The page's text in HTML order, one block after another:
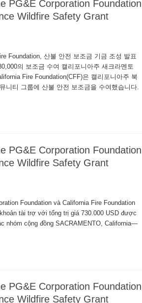
PG&E Corporation Foundation
Wildfire Safety Grant
Foundation, 산불 안전 보조금 기금 조성 발표
의 보조금 수여 캘리포니아주 새크라멘토
Fire Foundation(CFF)은 캘리포니아주 북
니티 그룹에 산불 안전 보조금을 수여했습니다.
PG&E Corporation Foundation
Wildfire Safety Grant
Foundation và California Fire Foundation
tài trợ với tổng trị giá 730.000 USD được
nhóm cộng đồng SACRAMENTO, California—
PG&E Corporation Foundation
Wildfire Safety Grant